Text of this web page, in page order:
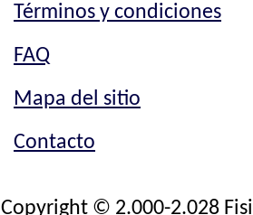
Términos y condiciones
FAQ
Mapa del sitio
Contacto
Copyright © 2.000-2.028